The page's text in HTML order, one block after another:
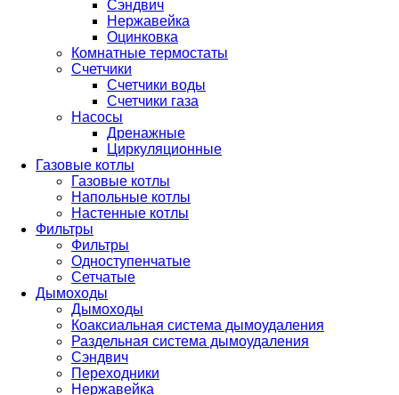
Сэндвич
Нержавейка
Оцинковка
Комнатные термостаты
Счетчики
Счетчики воды
Счетчики газа
Насосы
Дренажные
Циркуляционные
Газовые котлы
Газовые котлы
Напольные котлы
Настенные котлы
Фильтры
Фильтры
Одноступенчатые
Сетчатые
Дымоходы
Дымоходы
Коаксиальная система дымоудаления
Раздельная система дымоудаления
Сэндвич
Переходники
Нержавейка